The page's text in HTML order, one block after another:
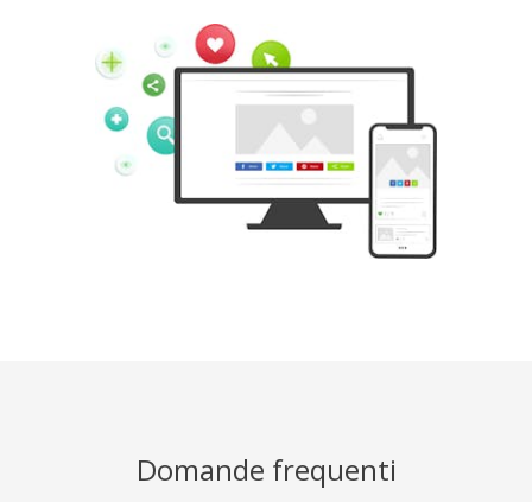
Evernote
Google
Bookmarks
Gmail
Domande frequenti